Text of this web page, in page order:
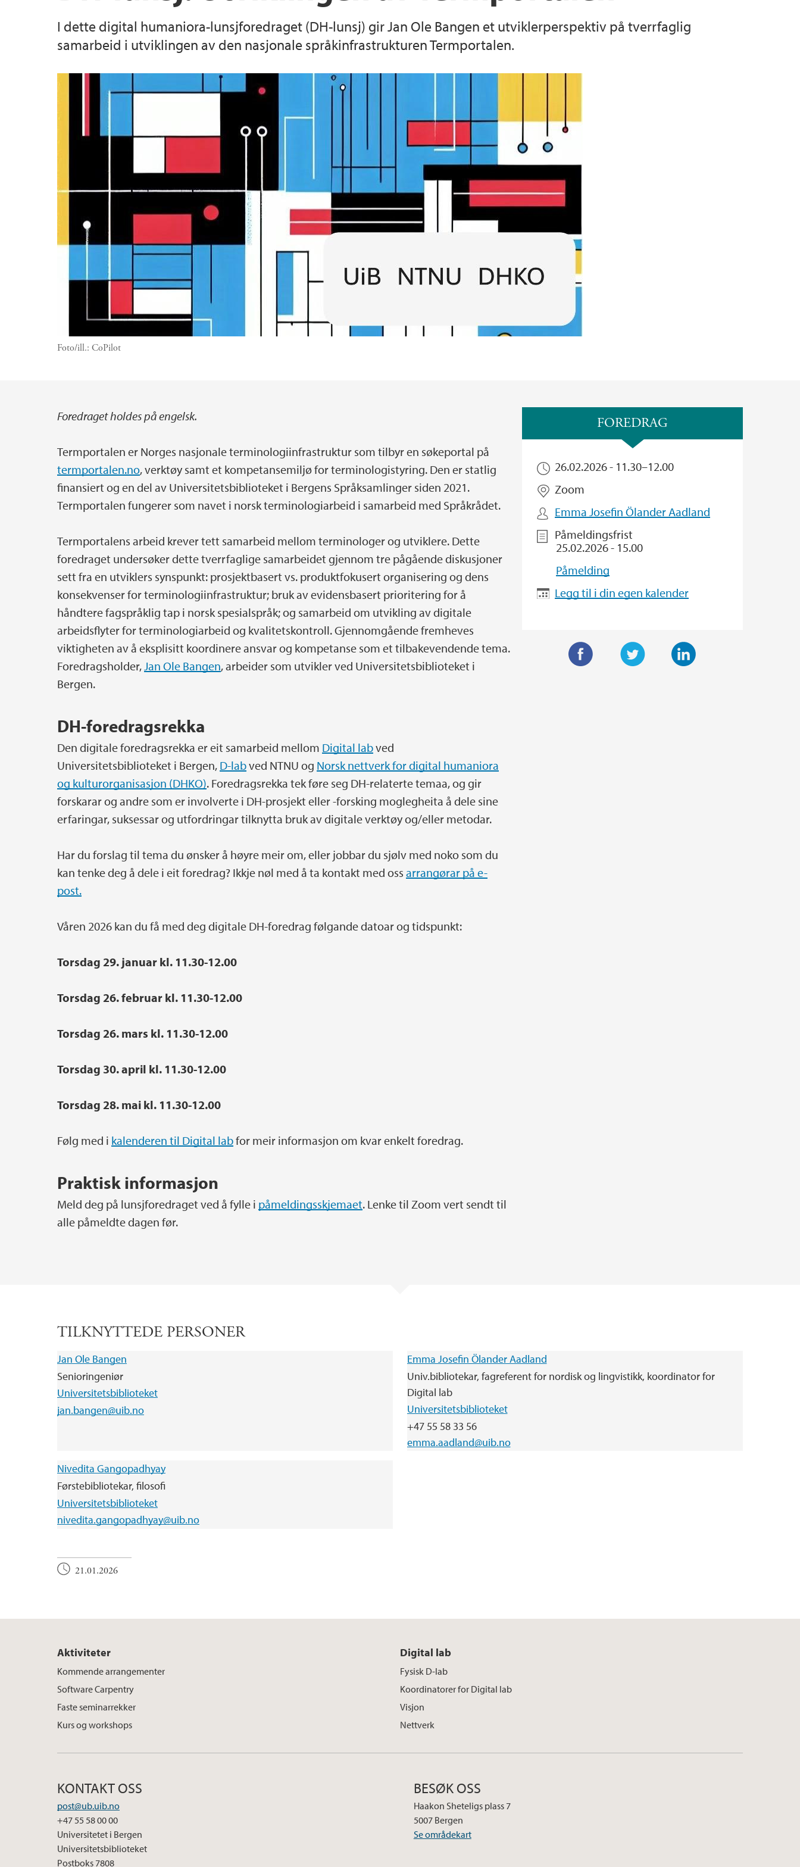
I dette digital humaniora-lunsjforedraget (DH-lunsj) gir Jan Ole Bangen et utviklerperspektiv på tverrfaglig
samarbeid i utviklingen av den nasjonale språkinfrastrukturen Termportalen.
Foto/ill.: CoPilot
Hovedinnhold FOREDRAG
26.02.2026 - 11.30–12.00
Zoom
Emma Josefin Ölander Aadland
Påmeldingsfrist
25.02.2026 - 15.00
Påmelding
Legg til i din egen kalender
Foredraget holdes på engelsk.
Termportalen er Norges nasjonale terminologiinfrastruktur som tilbyr en søkeportal på
termportalen.no, verktøy samt et kompetansemiljø for terminologistyring. Den er statlig
finansiert og en del av Universitetsbiblioteket i Bergens Språksamlinger siden 2021.
Termportalen fungerer som navet i norsk terminologiarbeid i samarbeid med Språkrådet.
Termportalens arbeid krever tett samarbeid mellom terminologer og utviklere. Dette
foredraget undersøker dette tverrfaglige samarbeidet gjennom tre pågående diskusjoner
sett fra en utviklers synspunkt: prosjektbasert vs. produktfokusert organisering og dens
konsekvenser for terminologiinfrastruktur; bruk av evidensbasert prioritering for å
håndtere fagspråklig tap i norsk spesialspråk; og samarbeid om utvikling av digitale
arbeidsflyter for terminologiarbeid og kvalitetskontroll. Gjennomgående fremheves
viktigheten av å eksplisitt koordinere ansvar og kompetanse som et tilbakevendende tema.
Foredragsholder,Jan Ole Bangen, arbeider som utvikler ved Universitetsbiblioteket i
Bergen.
DH-foredragsrekka
Den digitale foredragsrekka er eit samarbeid mellom Digital labved
Universitetsbiblioteket i Bergen, D-labved NTNU og Norsk nettverk for digital humaniora
og kulturorganisasjon (DHKO). Foredragsrekka tek føre seg DH-relaterte temaa, og gir
forskarar og andre som er involverte i DH-prosjekt eller -forsking moglegheita å dele sine
erfaringar, suksessar og utfordringar tilknytta bruk av digitale verktøy og/eller metodar.
Har du forslag til tema du ønsker å høyre meir om, eller jobbar du sjølv med noko som du
kan tenke deg å dele i eit foredrag? Ikkje nøl med å ta kontakt med oss arrangørar på e-
post.
Våren 2026 kan du få med deg digitale DH-foredrag følgande datoar og tidspunkt:
Torsdag 29. januar kl. 11.30-12.00
Torsdag 26. februar kl. 11.30-12.00
Torsdag 26. mars kl. 11.30-12.00
Torsdag 30. april kl. 11.30-12.00
Torsdag 28. mai kl. 11.30-12.00
Følg med i kalenderen til Digital labfor meir informasjon om kvar enkelt foredrag.
Praktisk informasjon
Meld deg på lunsjforedraget ved å fylle i påmeldingsskjemaet. Lenke til Zoom vert sendt til
alle påmeldte dagen før.
TILKNYTTEDE PERSONER
Jan Ole Bangen
Senioringeniør
Universitetsbiblioteket
jan.bangen@uib.no
Emma Josefin Ölander Aadland
Univ.bibliotekar, fagreferent for nordisk og lingvistikk, koordinator for
Digital lab
Universitetsbiblioteket
+47 55 58 33 56
emma.aadland@uib.no
Nivedita Gangopadhyay
Førstebibliotekar, filosofi
Universitetsbiblioteket
nivedita.gangopadhyay@uib.no
21.01.2026
Aktiviteter
Kommende arrangementer
Software Carpentry
Faste seminarrekker
Kurs og workshops
Digital lab
Fysisk D-lab
Koordinatorer for Digital lab
Visjon
Nettverk
KONTAKT OSS
post@ub.uib.no
+47 55 58 00 00
Universitetet i Bergen
Universitetsbiblioteket
Postboks 7808
BESØK OSS
Haakon Sheteligs plass 7
5007 Bergen
Se områdekart